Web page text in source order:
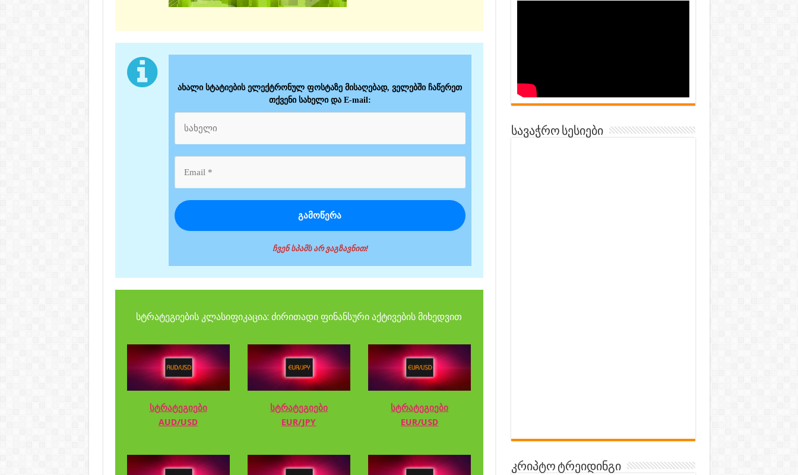
ახალი სტატიების ელექტრონულ ფოსტაზე მისაღებად, ველებში ჩაწერეთ
თქვენი სახელი და E-mail:
ჩვენ სპამს არ ვაგზავნით!
სტრატეგიების კლასიფიკაცია: ძირითადი ფინანსური აქტივების მიხედვით
სტრატეგიები
AUD/USD
სტრატეგიები
EUR/JPY
სტრატეგიები
EUR/USD
სავაჭრო სესიები
კრიპტო ტრეიდინგი